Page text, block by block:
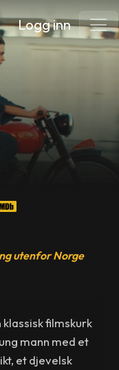
Logg inn
utenfor Norge
filmskurk
mann med et
et djevelsk